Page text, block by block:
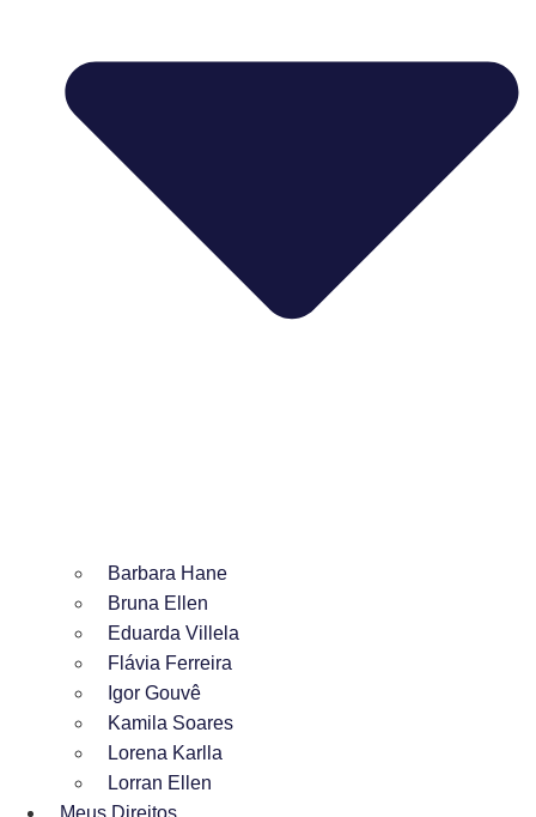
Barbara Hane
Bruna Ellen
Eduarda Villela
Flávia Ferreira
Igor Gouvê
Kamila Soares
Lorena Karlla
Lorran Ellen